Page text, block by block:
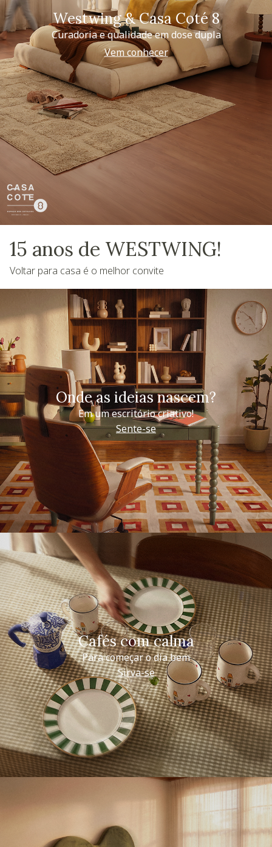
Westwing & Casa Coté 8
Curadoria e qualidade em dose dupla
Vem conhecer
15 anos de WESTWING!
Voltar para casa é o melhor convite
Onde as ideias nascem?
Em um escritório criativo!
Sente-se
Cafés com calma
Para começar o dia bem
Sirva-se